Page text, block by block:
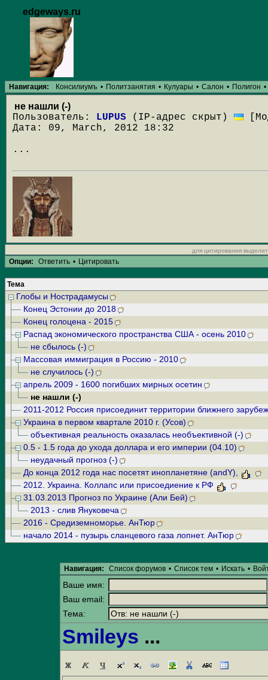
edgeways.ru
Навигация: Консилиумъ • Политзанятия • Кулуары • Салон • Полигон •
не нашли (-)
Пользователь: LUPUS (IP-адрес скрыт)
Дата: 09, March, 2012 18:32
...
для цитирования
Опции: Ответить • Цитировать
Тема
Глобы и Нострадамусы
Конец Эстонии до 2018
Конец голоцена - 2015
Распад экономического пространства США - осень 2010
не сбылось (-)
Массовая иммиграция в Россию - 2010
не случилось (-)
апрель 2009 - 1600 погибших мирных осетин
не нашли (-)
2011-2012 Россия присоединит территории ближнего
Украина в первом квартале 2010 г. (Усов)
объективная реальность оказалась необъективной (-)
0.5 - 1.5 года до ухода доллара и его империи (04.10)
неудачный прогноз (-)
До конца 2012 года нас посетят инопланетяне (andY),
2012. Украина. Коллапс или присоедиение к РФ
31.03.2013 Прогноз по Украине (Али Бей)
2013 - слив Януковеча
2016 - Средиземноморье. АнТюр
начало 2014 - пузырь сланцевого газа лопнет. АнТюр
Навигация: Список форумов • Список тем • Искать •
Ваше имя:
Ваш email:
Тема:
Smileys ...